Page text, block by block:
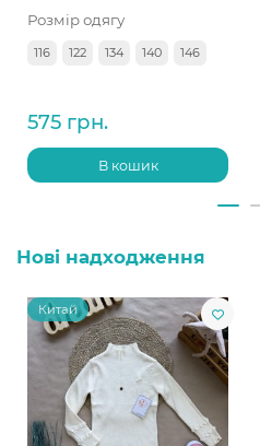
Розмір одягу
116 122 134 140 146
575 грн.
В кошик
Нові надходження
Китай